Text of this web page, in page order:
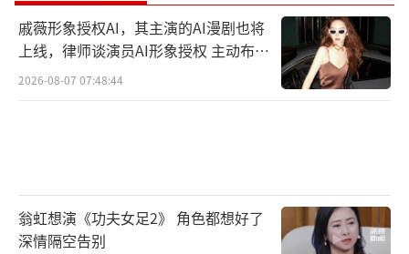
戚薇形象授权AI，其主演的AI漫剧也将
上线，律师谈演员AI形象授权 主动布局
数字资产
2026-08-07 07:48:44
翁虹想演《功夫女足2》 角色都想好了
深情隔空告别